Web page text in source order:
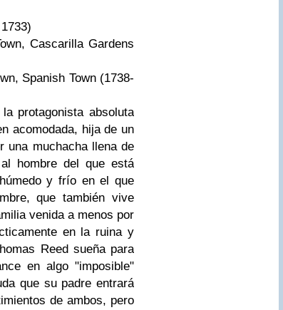
Cascarilla Gardens
Spanish Town (1738-
protagonista absoluta
acomodada, hija de un
una muchacha llena de
hombre del que está
y frío en el que
que también vive
venida a menos por
en la ruina y
Reed sueña para
en algo "imposible"
que su padre entrará
de ambos, pero